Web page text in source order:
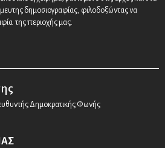
δημοσιογραφίας, φιλοδοξώντας να
της περιοχής μας.
Δημοκρατικής Φωνής